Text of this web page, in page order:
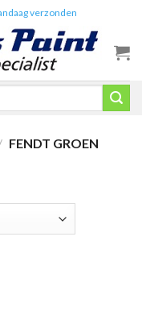
verzonden
FENDT GROEN